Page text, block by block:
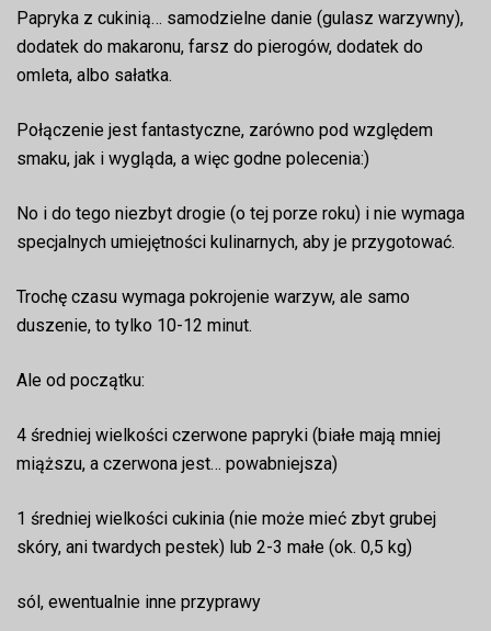
Papryka z cukinią… samodzielne danie (gulasz warzywny),
dodatek do makaronu, farsz do pierogów, dodatek do
omleta, albo sałatka.
Połączenie jest fantastyczne, zarówno pod względem
smaku, jak i wygląda, a więc godne polecenia:)
No i do tego niezbyt drogie (o tej porze roku) i nie wymaga
specjalnych umiejętności kulinarnych, aby je przygotować.
Trochę czasu wymaga pokrojenie warzyw, ale samo
duszenie, to tylko 10-12 minut.
Ale od początku:
4 średniej wielkości czerwone papryki (białe mają mniej
miąższu, a czerwona jest… powabniejsza)
1 średniej wielkości cukinia (nie może mieć zbyt grubej
skóry, ani twardych pestek) lub 2-3 małe (ok. 0,5 kg)
sól, ewentualnie inne przyprawy